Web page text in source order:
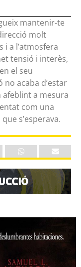
mantenir-te
molt
i a l’atmosfera
tensió i interès,
el seu
acaba d’estar
afeblint a mesura
com una
s’esperava.